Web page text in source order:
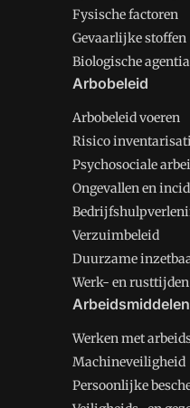
Fysische factoren
Gevaarlijke stoffen
Biologische agentia
Arbobeleid
Arbobeleid voeren
Risico
Psychosociale
Ongevallen en
Verzuimbeleid
Duurzame
Werk- en rusttijden
Arbeidsmiddelen
Werken met
Machineveiligheid
Persoonlijke